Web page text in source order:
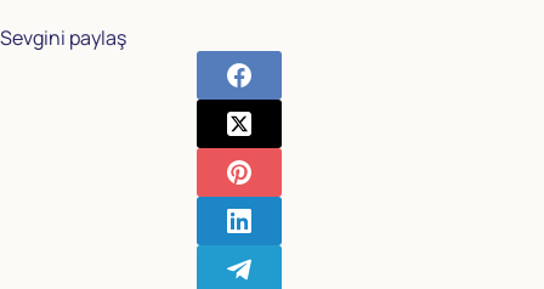
Sevgini paylaş